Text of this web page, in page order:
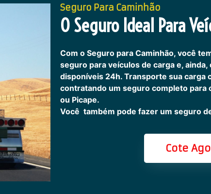
Seguro Para Caminhão
O Seguro Ideal Para
Com o Seguro para Caminhão, você
seguro para veículos de carga e,
disponíveis 24h. Transporte sua carga
contratando um seguro completo para
ou Picape.
Você também pode fazer um seguro
Cote